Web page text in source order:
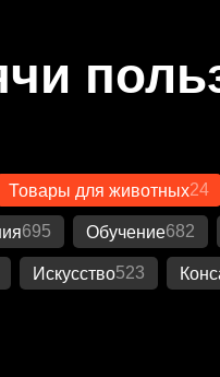
Товары для животных24
695 Обучение682
Искусство523